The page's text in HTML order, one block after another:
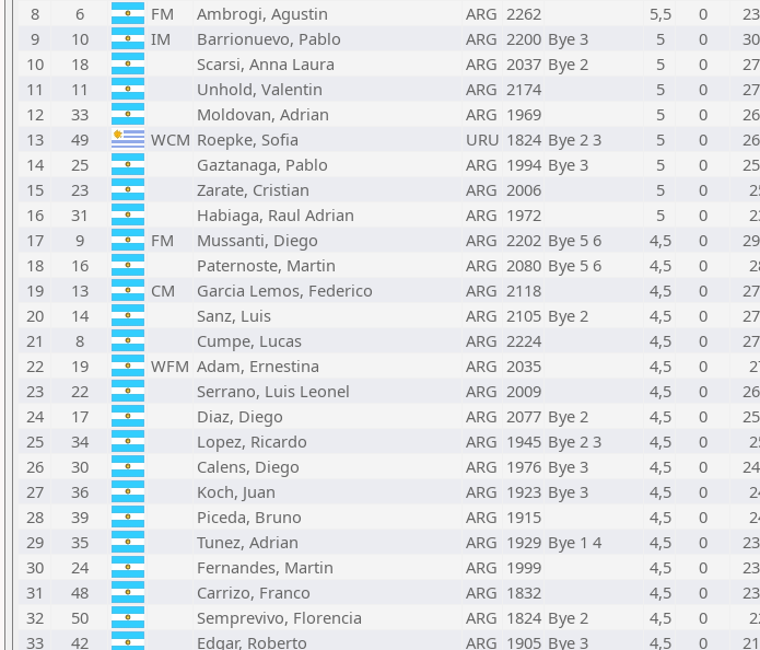
8
6 FM Ambrogi, Agustin ARG 2262 5,5 0
9
10 IM Barrionuevo, Pablo ARG 2200 Bye 3 5 0
10
18 Scarsi, Anna Laura ARG 2037 Bye 2 5 0
11
11 Unhold, Valentin ARG 2174 5 0
12
33 Moldovan, Adrian ARG 1969 5 0
13
49 WCM Roepke, Sofia URU 1824 Bye 2 3 5 0
14
25 Gaztanaga, Pablo ARG 1994 Bye 3 5 0
15
23 Zarate, Cristian ARG 2006 5 0
16
31 Habiaga, Raul Adrian ARG 1972 5 0
17
9 FM Mussanti, Diego ARG 2202 Bye 5 6 4,5 0
18
16 Paternoste, Martin ARG 2080 Bye 5 6 4,5 0
19
13 CM Garcia Lemos, Federico ARG 2118 4,5 0
20
14 Sanz, Luis ARG 2105 Bye 2 4,5 0
21
8 Cumpe, Lucas ARG 2224 4,5 0
22
19 WFM Adam, Ernestina ARG 2035 4,5 0
23
22 Serrano, Luis Leonel ARG 2009 4,5 0
24
17 Diaz, Diego ARG 2077 Bye 2 4,5 0
25
34 Lopez, Ricardo ARG 1945 Bye 2 3 4,5 0
26
30 Calens, Diego ARG 1976 Bye 3 4,5 0
27
36 Koch, Juan ARG 1923 Bye 3 4,5 0
28
39 Piceda, Bruno ARG 1915 4,5 0
29
35 Tunez, Adrian ARG 1929 Bye 1 4 4,5 0
30
24 Fernandes, Martin ARG 1999 4,5 0
31
48 Carrizo, Franco ARG 1832 4,5 0
32
50 Semprevivo, Florencia ARG 1824 Bye 2 4,5 0
33
42 Edgar, Roberto ARG 1905 Bye 3 4,5 0